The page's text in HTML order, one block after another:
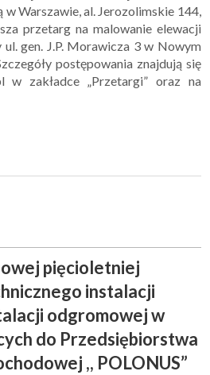
w Warszawie, al. Jerozolimskie 144,
przetarg na malowanie elewacji
gen. J.P. Morawicza 3 w Nowym
postępowania znajdują się
w zakładce „Przetargi” oraz na
pięcioletniej
instalacji
odgromowej w
do Przedsiębiorstwa
,, POLONUS”